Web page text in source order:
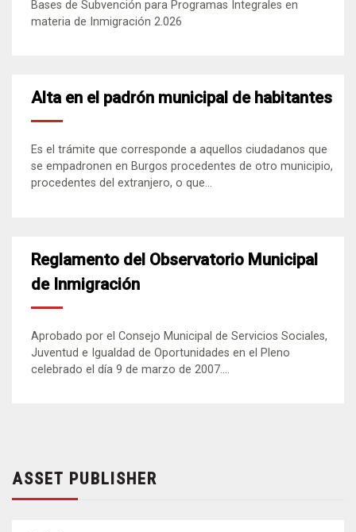
Bases de Subvención para Programas Integrales en
materia de Inmigración 2.026
Alta en el padrón municipal de habitantes
Es el trámite que corresponde a aquellos ciudadanos que
se empadronen en Burgos procedentes de otro municipio,
procedentes del extranjero, o que...
Reglamento del Observatorio Municipal
de Inmigración
Aprobado por el Consejo Municipal de Servicios Sociales,
Juventud e Igualdad de Oportunidades en el Pleno
celebrado el día 9 de marzo de 2007....
ASSET PUBLISHER